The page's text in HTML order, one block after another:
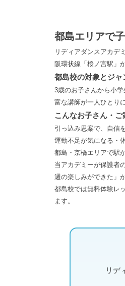
都島エリアで
リディアダンスアカデ
阪環状線「桜ノ宮駅」
都島校の対象とジャ
3歳のお子さんから小
富な講師が一人ひとり
こんなお子さん・
引っ込み思案で、自信
運動不足が気になる・
都島・京橋エリアで駅
当アカデミーが保護者
週の楽しみができた」
都島校では無料体験レ
ます。
リデ